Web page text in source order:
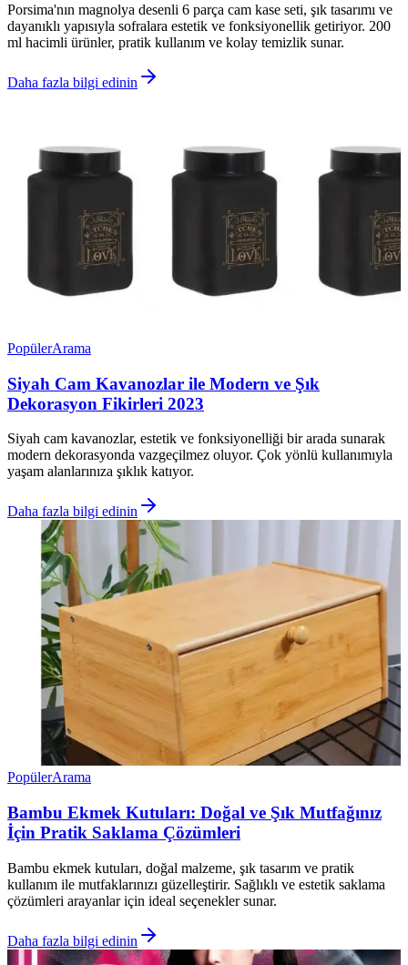
Porsima'nın magnolya desenli 6 parça cam kase seti, şık tasarımı ve
dayanıklı yapısıyla sofralara estetik ve fonksiyonellik getiriyor. 200
ml hacimli ürünler, pratik kullanım ve kolay temizlik sunar.
Daha fazla bilgi edinin
PopülerArama
Siyah Cam Kavanozlar ile Modern ve Şık
Dekorasyon Fikirleri 2023
Siyah cam kavanozlar, estetik ve fonksiyonelliği bir arada sunarak
modern dekorasyonda vazgeçilmez oluyor. Çok yönlü kullanımıyla
yaşam alanlarınıza şıklık katıyor.
Daha fazla bilgi edinin
PopülerArama
Bambu Ekmek Kutuları: Doğal ve Şık Mutfağınız
İçin Pratik Saklama Çözümleri
Bambu ekmek kutuları, doğal malzeme, şık tasarım ve pratik
kullanım ile mutfaklarınızı güzelleştirir. Sağlıklı ve estetik saklama
çözümleri arayanlar için ideal seçenekler sunar.
Daha fazla bilgi edinin